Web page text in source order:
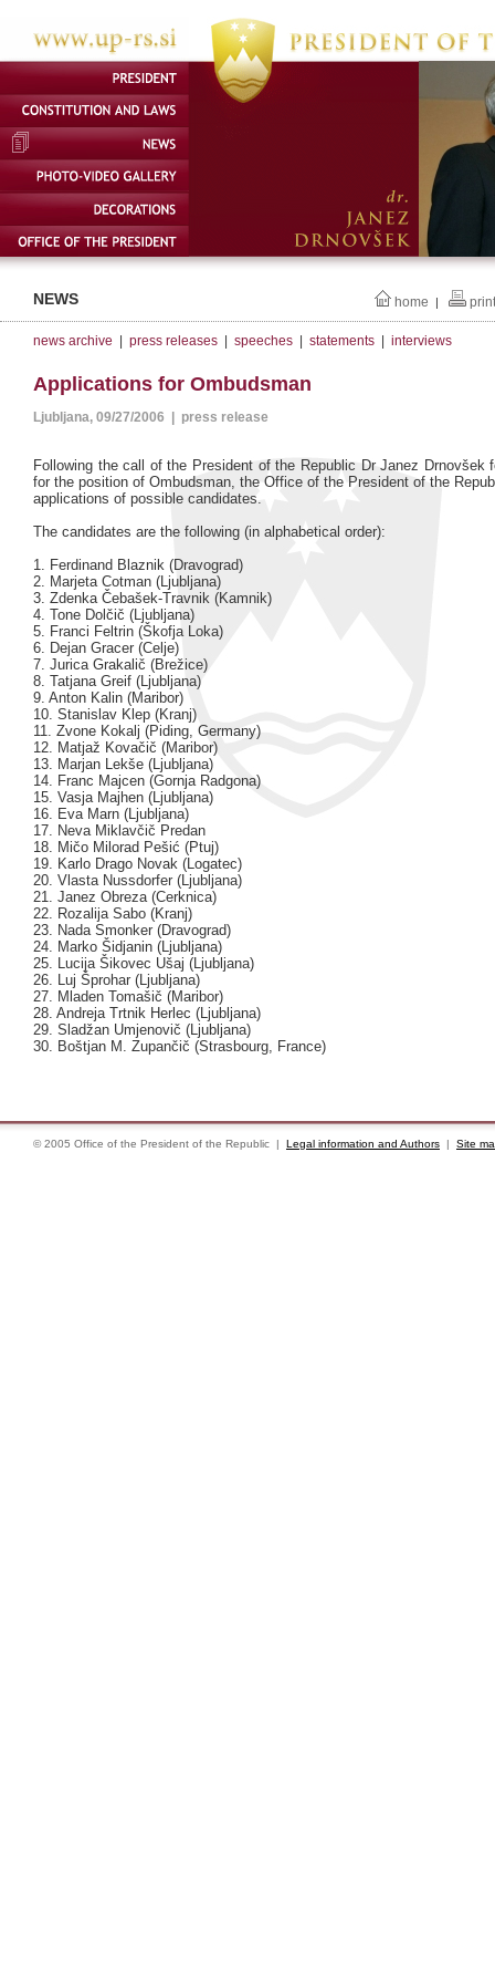
NEWS home | print
news archive press releases speeches statements interviews
Applications for Ombudsman
Ljubljana, 09/27/2006 | press release
Following the call of the President of the Republic Dr Janez Drnovšek
for the position of Ombudsman, the Office of the President of the
applications of possible candidates.
The candidates are the following (in alphabetical order):
1. Ferdinand Blaznik (Dravograd)
2. Marjeta Cotman (Ljubljana)
3. Zdenka Čebašek-Travnik (Kamnik)
4. Tone Dolčič (Ljubljana)
5. Franci Feltrin (Škofja Loka)
6. Dejan Gracer (Celje)
7. Jurica Grakalič (Brežice)
8. Tatjana Greif (Ljubljana)
9. Anton Kalin (Maribor)
10. Stanislav Klep (Kranj)
11. Zvone Kokalj (Piding, Germany)
12. Matjaž Kovačič (Maribor)
13. Marjan Lekše (Ljubljana)
14. Franc Majcen (Gornja Radgona)
15. Vasja Majhen (Ljubljana)
16. Eva Marn (Ljubljana)
17. Neva Miklavčič Predan
18. Mičo Milorad Pešić (Ptuj)
19. Karlo Drago Novak (Logatec)
20. Vlasta Nussdorfer (Ljubljana)
21. Janez Obreza (Cerknica)
22. Rozalija Sabo (Kranj)
23. Nada Smonker (Dravograd)
24. Marko Šidjanin (Ljubljana)
25. Lucija Šikovec Ušaj (Ljubljana)
26. Luj Šprohar (Ljubljana)
27. Mladen Tomašič (Maribor)
28. Andreja Trtnik Herlec (Ljubljana)
29. Sladžan Umjenovič (Ljubljana)
30. Boštjan M. Zupančič (Strasbourg, France)
© 2005 Office of the President of the Republic | Legal information and Authors | Site